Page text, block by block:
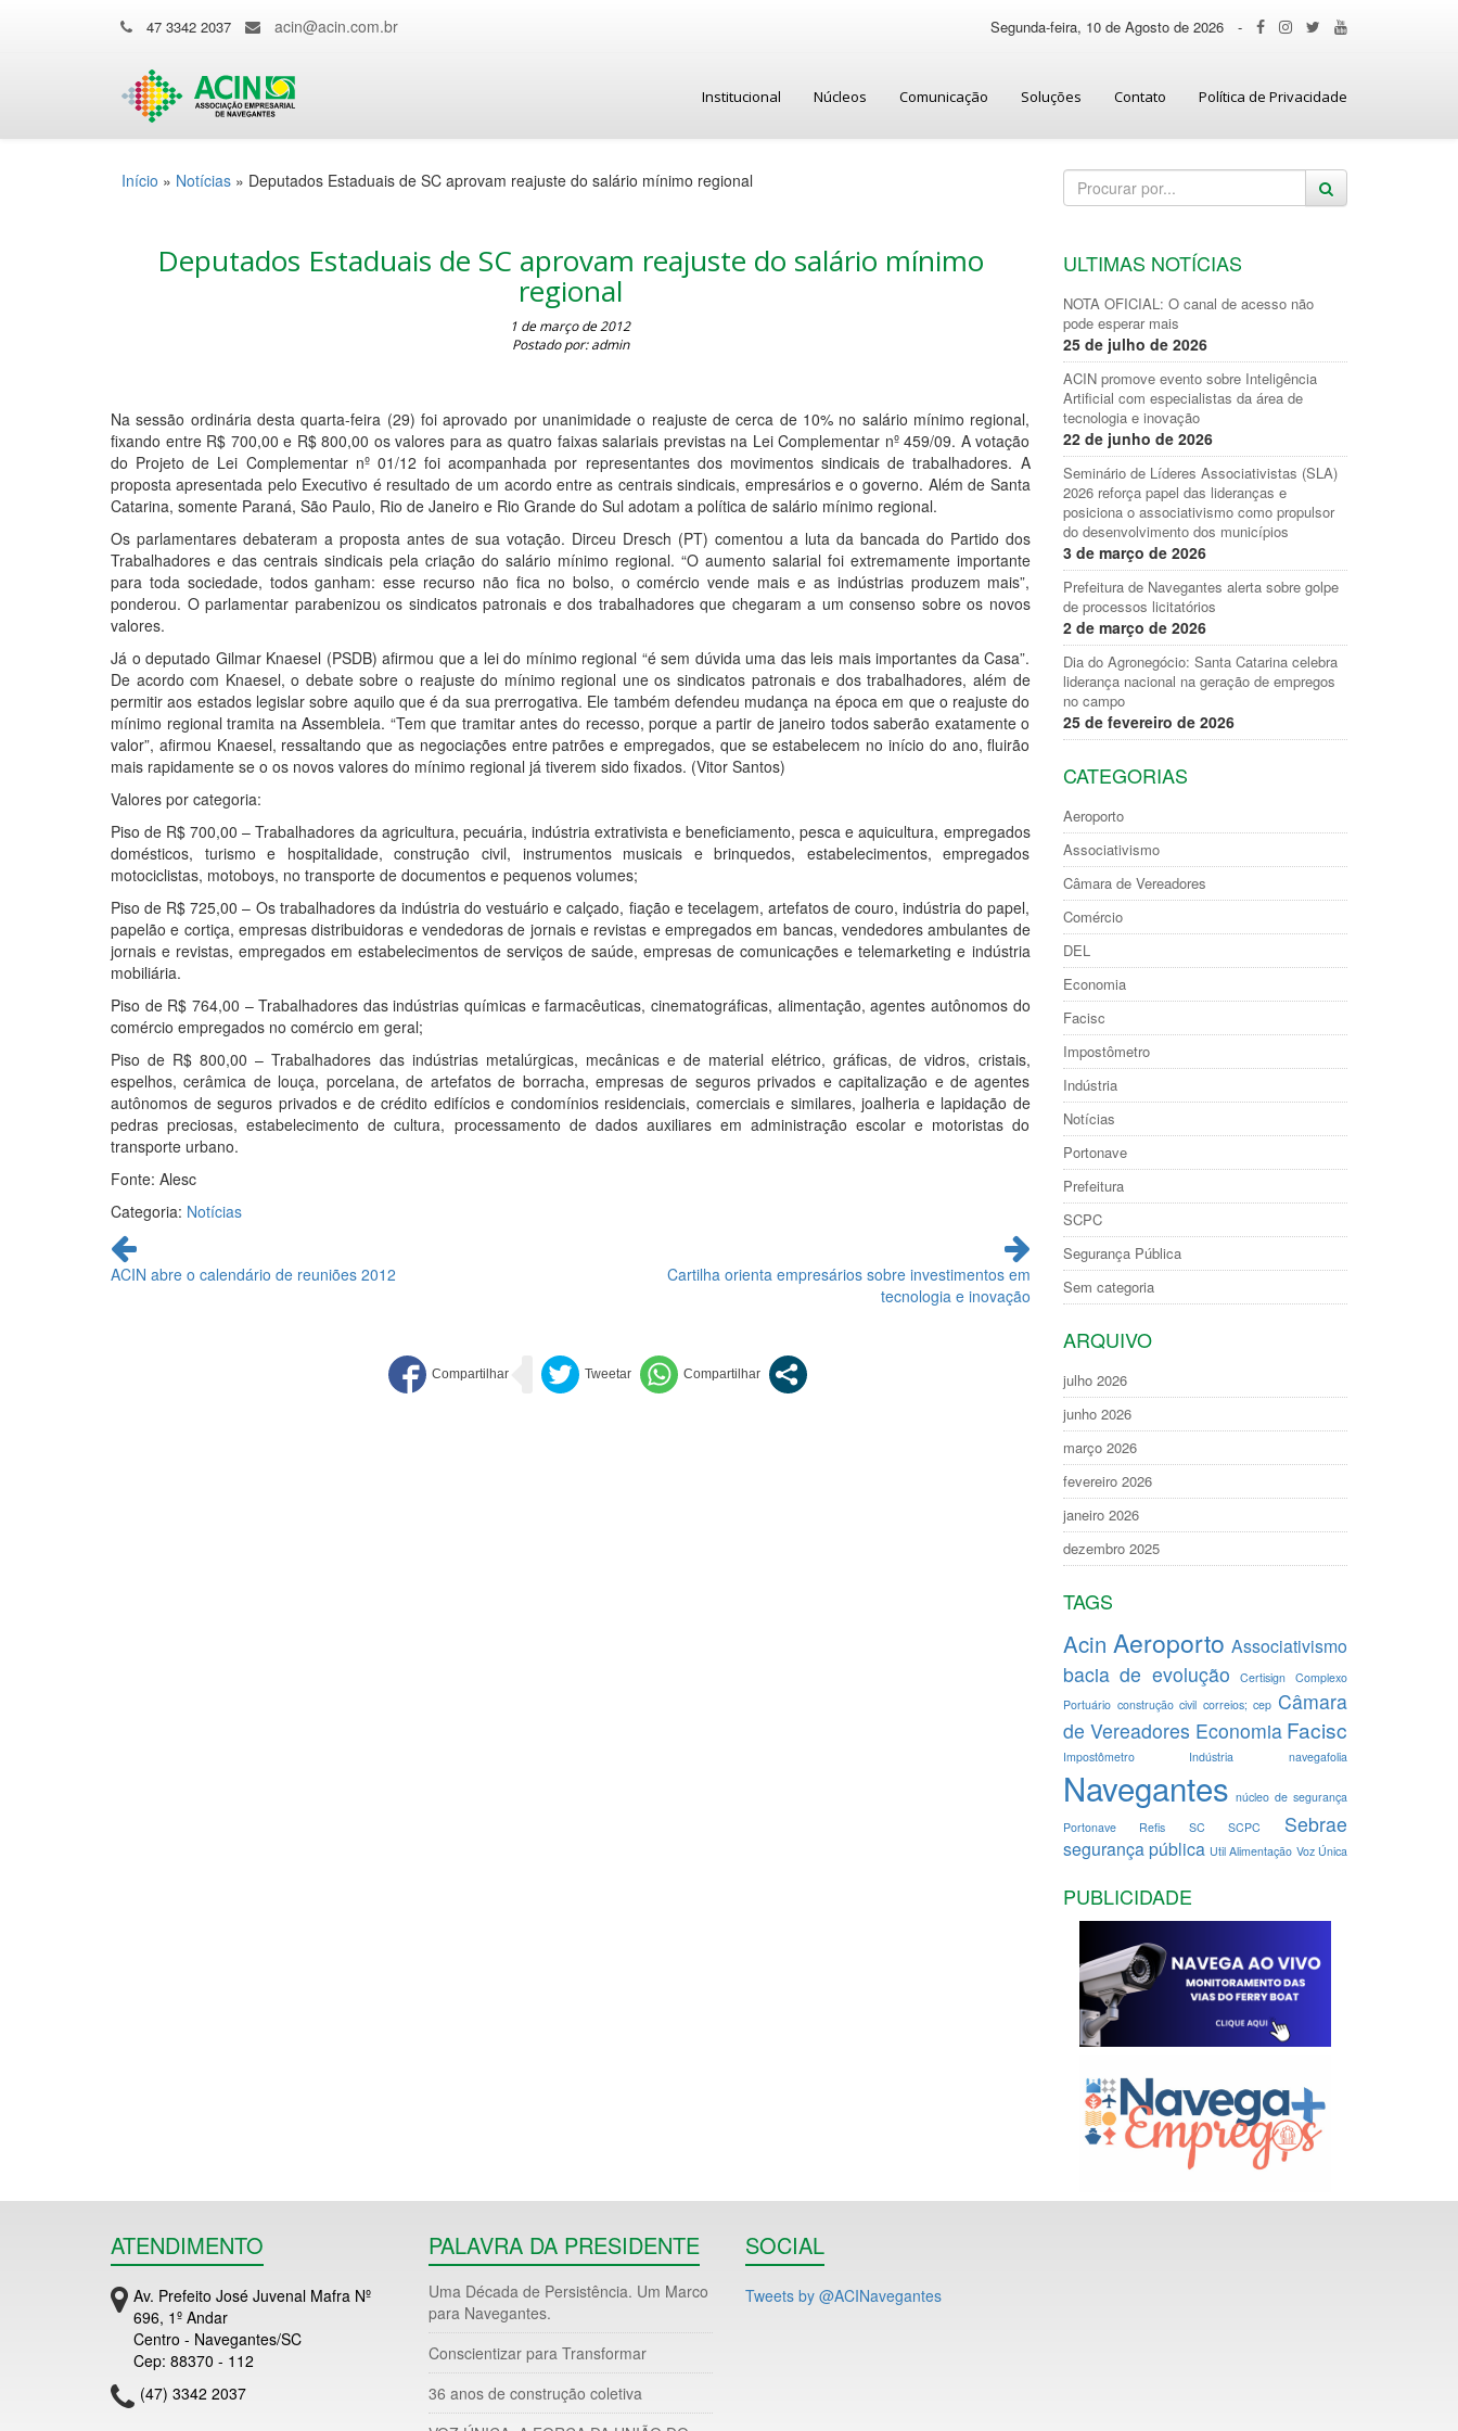
47 3342 2037 acin@acin.com.br Segunda-feira, 10 de Agosto de 2026 -
Institucional Núcleos Comunicação Soluções Contato Política de Privacidade
Início » Notícias » Deputados Estaduais de SC aprovam reajuste do salário mínimo regional
Deputados Estaduais de SC aprovam reajuste do salário mínimo
regional
1 de março de 2012
Postado por: admin
Na sessão ordinária desta quarta-feira (29) foi aprovado por unanimidade o reajuste de cerca de 10% no salário mínimo regional,
fixando entre R$ 700,00 e R$ 800,00 os valores para as quatro faixas salariais previstas na Lei Complementar nº 459/09. A votação
do Projeto de Lei Complementar nº 01/12 foi acompanhada por representantes dos movimentos sindicais de trabalhadores. A
proposta apresentada pelo Executivo é resultado de um acordo entre as centrais sindicais, empresários e o governo. Além de Santa
Catarina, somente Paraná, São Paulo, Rio de Janeiro e Rio Grande do Sul adotam a política de salário mínimo regional.
Os parlamentares debateram a proposta antes de sua votação. Dirceu Dresch (PT) comentou a luta da bancada do Partido dos
Trabalhadores e das centrais sindicais pela criação do salário mínimo regional. “O aumento salarial foi extremamente importante
para toda sociedade, todos ganham: esse recurso não fica no bolso, o comércio vende mais e as indústrias produzem mais”,
ponderou. O parlamentar parabenizou os sindicatos patronais e dos trabalhadores que chegaram a um consenso sobre os novos
valores.
Já o deputado Gilmar Knaesel (PSDB) afirmou que a lei do mínimo regional “é sem dúvida uma das leis mais importantes da Casa”.
De acordo com Knaesel, o debate sobre o reajuste do mínimo regional une os sindicatos patronais e dos trabalhadores, além de
permitir aos estados legislar sobre aquilo que é da sua prerrogativa. Ele também defendeu mudança na época em que o reajuste do
mínimo regional tramita na Assembleia. “Tem que tramitar antes do recesso, porque a partir de janeiro todos saberão exatamente o
valor”, afirmou Knaesel, ressaltando que as negociações entre patrões e empregados, que se estabelecem no início do ano, fluirão
mais rapidamente se o os novos valores do mínimo regional já tiverem sido fixados. (Vitor Santos)
Valores por categoria:
Piso de R$ 700,00 – Trabalhadores da agricultura, pecuária, indústria extrativista e beneficiamento, pesca e aquicultura, empregados
domésticos, turismo e hospitalidade, construção civil, instrumentos musicais e brinquedos, estabelecimentos, empregados
motociclistas, motoboys, no transporte de documentos e pequenos volumes;
Piso de R$ 725,00 – Os trabalhadores da indústria do vestuário e calçado, fiação e tecelagem, artefatos de couro, indústria do papel,
papelão e cortiça, empresas distribuidoras e vendedoras de jornais e revistas e empregados em bancas, vendedores ambulantes de
jornais e revistas, empregados em estabelecimentos de serviços de saúde, empresas de comunicações e telemarketing e indústria
mobiliária.
Piso de R$ 764,00 – Trabalhadores das indústrias químicas e farmacêuticas, cinematográficas, alimentação, agentes autônomos do
comércio empregados no comércio em geral;
Piso de R$ 800,00 – Trabalhadores das indústrias metalúrgicas, mecânicas e de material elétrico, gráficas, de vidros, cristais,
espelhos, cerâmica de louça, porcelana, de artefatos de borracha, empresas de seguros privados e capitalização e de agentes
autônomos de seguros privados e de crédito edifícios e condomínios residenciais, comerciais e similares, joalheria e lapidação de
pedras preciosas, estabelecimento de cultura, processamento de dados auxiliares em administração escolar e motoristas do
transporte urbano.
Fonte: Alesc
Categoria: Notícias
Continue
lendo
ACIN abre o calendário de reuniões 2012
Cartilha orienta empresários sobre investimentos em
tecnologia e inovação
ULTIMAS NOTÍCIAS
NOTA OFICIAL: O canal de acesso não
pode esperar mais
25 de julho de 2026
ACIN promove evento sobre Inteligência
Artificial com especialistas da área de
tecnologia e inovação
22 de junho de 2026
Seminário de Líderes Associativistas (SLA)
2026 reforça papel das lideranças e
posiciona o associativismo como propulsor
do desenvolvimento dos municípios
3 de março de 2026
Prefeitura de Navegantes alerta sobre golpe
de processos licitatórios
2 de março de 2026
Dia do Agronegócio: Santa Catarina celebra
liderança nacional na geração de empregos
no campo
25 de fevereiro de 2026
CATEGORIAS
Aeroporto
Associativismo
Câmara de Vereadores
Comércio
DEL
Economia
Facisc
Impostômetro
Indústria
Notícias
Portonave
Prefeitura
SCPC
Segurança Pública
Sem categoria
ARQUIVO
julho 2026
junho 2026
março 2026
fevereiro 2026
janeiro 2026
dezembro 2025
TAGS
Acin Aeroporto Associativismo
bacia de evolução Certisign Complexo
Portuário construção civil correios; cep Câmara
de Vereadores Economia Facisc
Impostômetro Indústria navegafolia
Navegantes núcleo de segurança
Portonave
Refis SC SCPC Sebrae
segurança pública Util Alimentação Voz Única
PUBLICIDADE
ATENDIMENTO
Av. Prefeito José Juvenal Mafra Nº
696, 1º Andar
Centro - Navegantes/SC
Cep: 88370 - 112
(47) 3342 2037
PALAVRA DA PRESIDENTE
Uma Década de Persistência. Um Marco
para Navegantes.
Conscientizar para Transformar
36 anos de construção coletiva
SOCIAL
Tweets by @ACINavegantes